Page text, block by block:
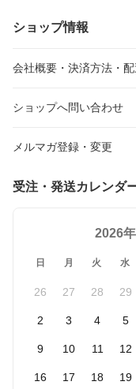
ショップ情報
会社概要・決済方法・
ショップへ問い合わせ
メルマガ登録・変更
受注・発送カレンダ
2026
日 月 火 水
26 27 28 29
2 3 4 5
9 10 11 12
16 17 18 19